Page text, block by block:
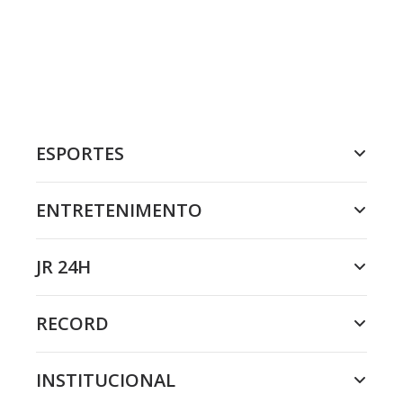
ESPORTES
ENTRETENIMENTO
JR 24H
RECORD
INSTITUCIONAL